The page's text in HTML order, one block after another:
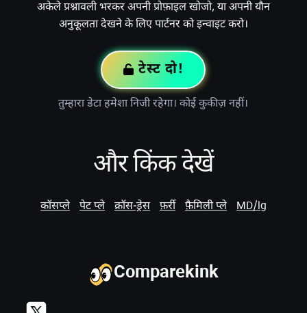
अकेले प्रश्नावली भरकर अपनी प्रोफ़ाइल खोजो, या अपनी यौन
अनुकूलता देखने के लिए पार्टनर को इन्वाइट करो।
टेस्ट दो!
तुम्हारा डेटा हमेशा निजी रहेगा। कोई कुकीज़ नहीं।
और किंक देखें
कॉसप्ले पेट प्ले क्रॉस-ड्रेस फ़र्री फ़ैमिली प्ले MD/lg
Comparekink